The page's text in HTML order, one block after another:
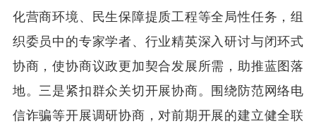
化营商环境、民生保障提质工程等全局性任务，组
织委员中的专家学者、行业精英深入研讨与闭环式
协商，使协商议政更加契合发展所需，助推蓝图落
地。三是紧扣群众关切开展协商。围绕防范网络电
信诈骗等开展调研协商，对前期开展的建立健全联